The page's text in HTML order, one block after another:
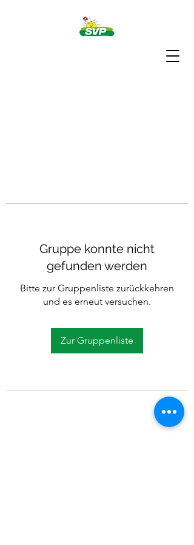
Gruppe konnte nicht
gefunden werden
Bitte zur Gruppenliste zurückkehren
und es erneut versuchen.
Zur Gruppenliste